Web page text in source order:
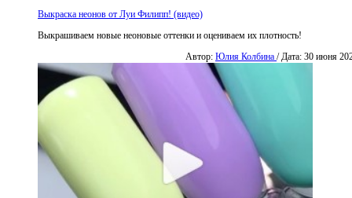
Выкраска неонов от Луи Филипп! (видео)
Выкрашиваем новые неоновые оттенки и оцениваем их плотность!
Автор: Юлия Колбина / Дата: 30 июня